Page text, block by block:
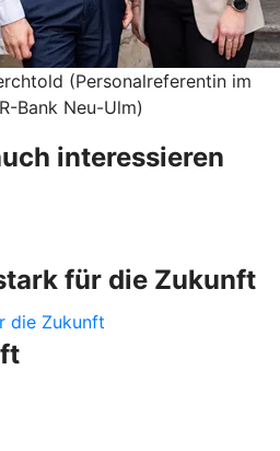
(Personalreferentin im
Bank Neu-Ulm)
interessieren
für die Zukunft
die Zukunft